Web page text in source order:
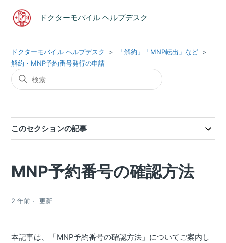
ドクターモバイル ヘルプデスク
ドクターモバイル ヘルプデスク
「解約」「MNP転出」など
解約・MNP予約番号発行の申請
このセクションの記事
MNP予約番号の確認方法
2 年前 更新
本記事は、「MNP予約番号の確認方法」についてご案内し